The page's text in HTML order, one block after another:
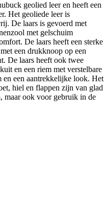
geolied leer en heeft een
Het geoliede leer is
De laars is gevoerd met
met gelschuim
De laars heeft een sterke
een drukknoop op een
De laars heeft ook twee
en een riem met verstelbare
en een aantrekkelijke look. Het
hiel en flappen zijn van glad
maar ook voor gebruik in de